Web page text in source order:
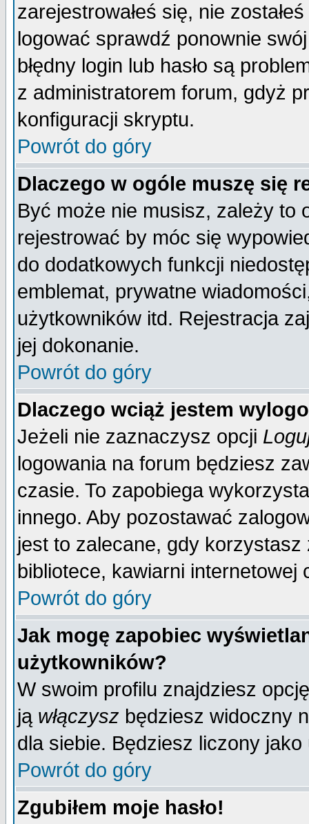
zarejestrowałeś się, nie
logować sprawdź ponownie
błędny login lub hasło są
z administratorem forum, gdyż
konfiguracji skryptu.
Powrót do góry
Dlaczego w ogóle muszę się
Być może nie musisz, zależy to
rejestrować by móc się
do dodatkowych funkcji
emblemat, prywatne
użytkowników itd. Rejestracja
jej dokonanie.
Powrót do góry
Dlaczego wciąż jestem
Jeżeli nie zaznaczysz opcji
logowania na forum będziesz
czasie. To zapobiega
innego. Aby pozostawać
jest to zalecane, gdy
bibliotece, kawiarni internetowej
Powrót do góry
Jak mogę zapobiec
użytkowników?
W swoim profilu znajdziesz
ją włączysz będziesz widoczny
dla siebie. Będziesz liczony
Powrót do góry
Zgubiłem moje hasło!